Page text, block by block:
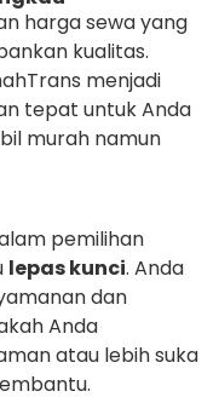
harga sewa yang
kualitas.
menjadi
tepat untuk Anda
murah namun
pemilihan
lepas kunci. Anda
dan
Anda
atau lebih suka